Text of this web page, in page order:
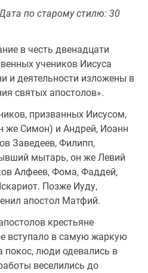
по старому стилю: 30
в честь двенадцати
учеников Иисуса
и деятельности изложены в
святых апостолов».
призванных Иисусом,
же Симон) и Андрей, Иоанн
Заведеев, Филипп,
мытарь, он же Левий
Алфеев, Фома, Фаддей,
Позже Иуду,
апостол Матфий.
крестьяне
вступало в самую жаркую
покос, люди одевались в
веселились до